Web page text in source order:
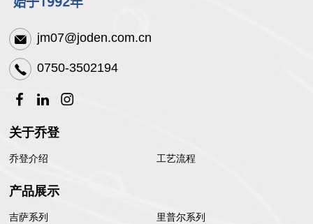
jm07@joden.com.cn
0750-3502194
关于乔登
乔登介绍 工艺流程
产品展示
吉萨系列
里普尔系列